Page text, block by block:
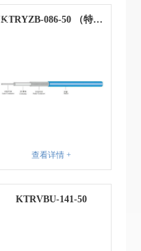
KTRYZB-086-50 （特殊
查看详情 +
KTRVBU-141-50